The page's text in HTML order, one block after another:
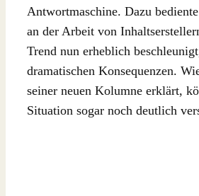
Antwortmaschine. Dazu
an der Arbeit von
Trend nun erheblich
dramatischen Konsequenzen.
seiner neuen Kolumne erklärt,
Situation sogar noch deutlich